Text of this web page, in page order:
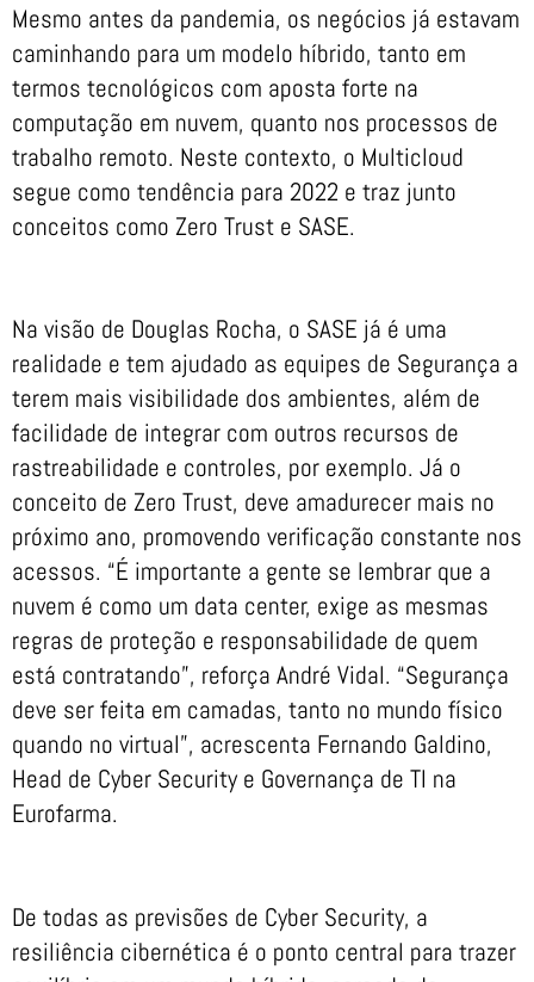
Mesmo antes da pandemia, os negócios já estavam
caminhando para um modelo híbrido, tanto em
termos tecnológicos com aposta forte na
computação em nuvem, quanto nos processos de
trabalho remoto. Neste contexto, o Multicloud
segue como tendência para 2022 e traz junto
conceitos como Zero Trust e SASE.
Na visão de Douglas Rocha, o SASE já é uma
realidade e tem ajudado as equipes de Segurança a
terem mais visibilidade dos ambientes, além de
facilidade de integrar com outros recursos de
rastreabilidade e controles, por exemplo. Já o
conceito de Zero Trust, deve amadurecer mais no
próximo ano, promovendo verificação constante nos
acessos. “É importante a gente se lembrar que a
nuvem é como um data center, exige as mesmas
regras de proteção e responsabilidade de quem
está contratando”, reforça André Vidal. “Segurança
deve ser feita em camadas, tanto no mundo físico
quando no virtual”, acrescenta Fernando Galdino,
Head de Cyber Security e Governança de TI na
Eurofarma.
De todas as previsões de Cyber Security, a
resiliência cibernética é o ponto central para trazer